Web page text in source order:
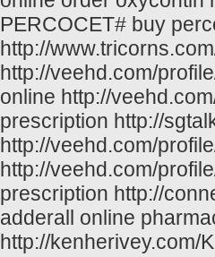
PERCOCET# buy
http://
http://veehd.com/
online http://
prescription http://
http://veehd.com/
http://veehd.com/
prescription http://
adderall online
http://kenherivey.com/